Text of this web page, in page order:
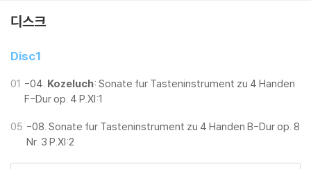
디스크
Disc1
01 -04. Kozeluch: Sonate fur Tasteninstrument zu 4 Handen
F-Dur op. 4 P.XI:1
05 -08. Sonate fur Tasteninstrument zu 4 Handen B-Dur op. 8
Nr. 3 P.XI:2